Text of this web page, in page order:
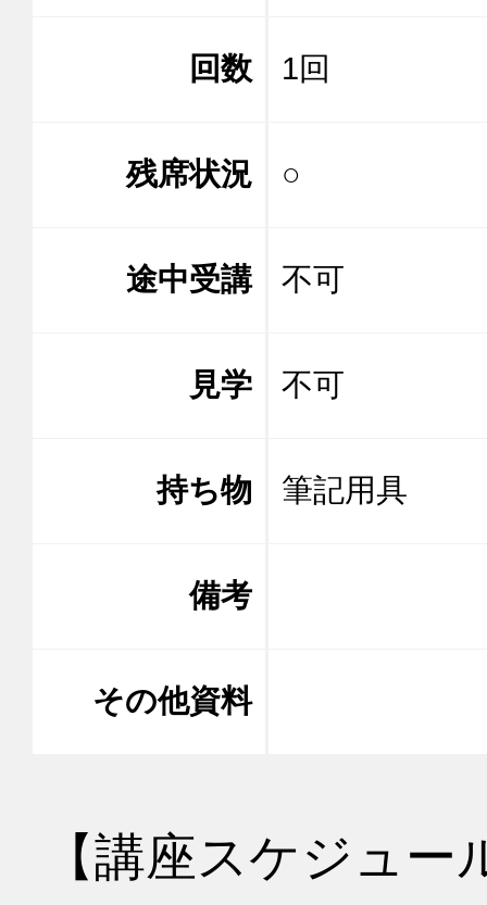
回数 1回
残席状況 ○
途中受講 不可
見学 不可
持ち物 筆記用具
備考
その他資料
【講座スケジュー